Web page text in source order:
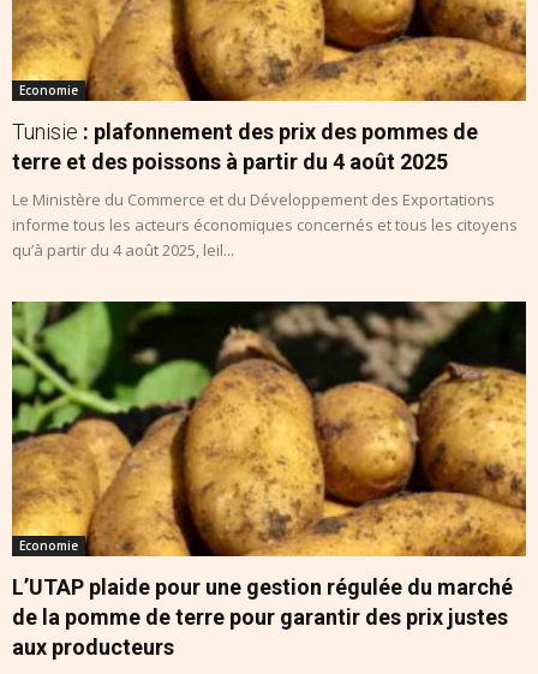
Economie
Tunisie : plafonnement des prix des pommes de
terre et des poissons à partir du 4 août 2025
Le Ministère du Commerce et du Développement des Exportations
informe tous les acteurs économiques concernés et tous les citoyens
qu’à partir du 4 août 2025, leil...
Economie
L’UTAP plaide pour une gestion régulée du marché
de la pomme de terre pour garantir des prix justes
aux producteurs